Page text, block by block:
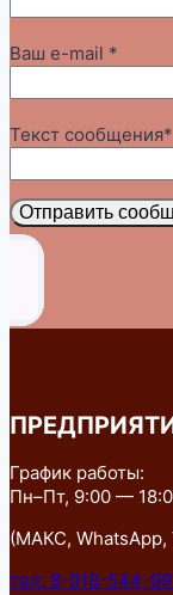
Ваш e-mail *
Текст сообщения*
Отправить
График работы:
Пн–Пт, 9:00 —
(МАКС, WhatsApp,
тел: 8-918-544-